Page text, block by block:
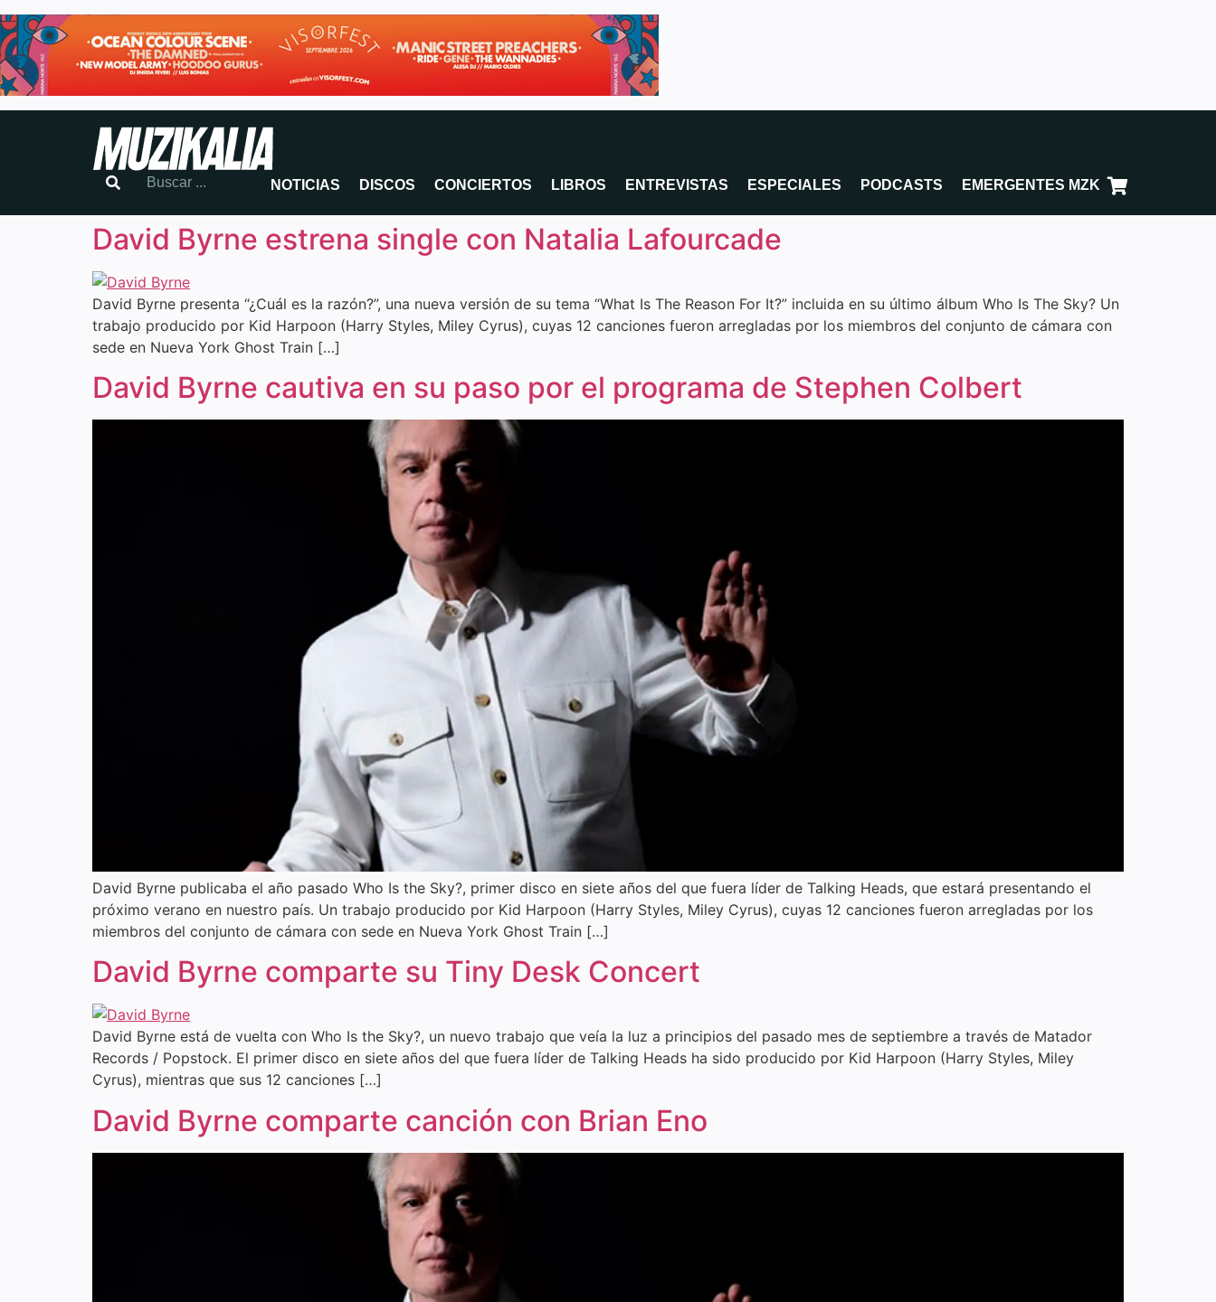
NOTICIAS DISCOS CONCIERTOS LIBROS ENTREVISTAS ESPECIALES PODCASTS EMERGENTES MZK
David Byrne estrena single con Natalia Lafourcade
David Byrne presenta “¿Cuál es la razón?”, una nueva versión de su tema “What Is The Reason For It?” incluida en su último álbum Who Is The Sky? Un
trabajo producido por Kid Harpoon (Harry Styles, Miley Cyrus), cuyas 12 canciones fueron arregladas por los miembros del conjunto de cámara con
sede en Nueva York Ghost Train […]
David Byrne cautiva en su paso por el programa de Stephen Colbert
David Byrne publicaba el año pasado Who Is the Sky?, primer disco en siete años del que fuera líder de Talking Heads, que estará presentando el
próximo verano en nuestro país. Un trabajo producido por Kid Harpoon (Harry Styles, Miley Cyrus), cuyas 12 canciones fueron arregladas por los
miembros del conjunto de cámara con sede en Nueva York Ghost Train […]
David Byrne comparte su Tiny Desk Concert
David Byrne está de vuelta con Who Is the Sky?, un nuevo trabajo que veía la luz a principios del pasado mes de septiembre a través de Matador
Records / Popstock. El primer disco en siete años del que fuera líder de Talking Heads ha sido producido por Kid Harpoon (Harry Styles, Miley
Cyrus), mientras que sus 12 canciones […]
David Byrne comparte canción con Brian Eno